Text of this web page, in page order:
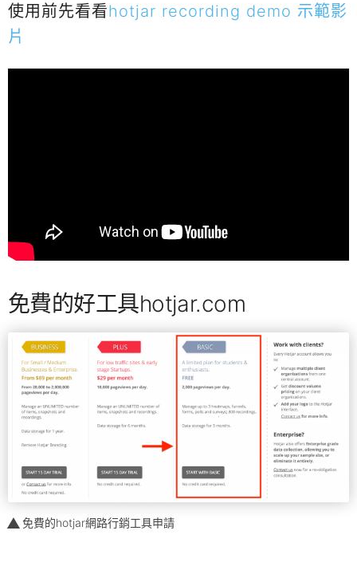
使用前先看看hotjar recording demo 示範影
片
免費的好工具hotjar.com
免費的hotjar網路行銷工具申請